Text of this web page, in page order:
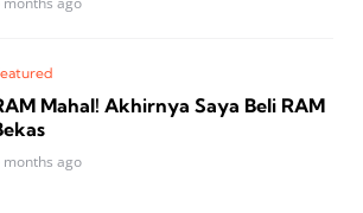
Mahal! Akhirnya Saya Beli RAM
months ago